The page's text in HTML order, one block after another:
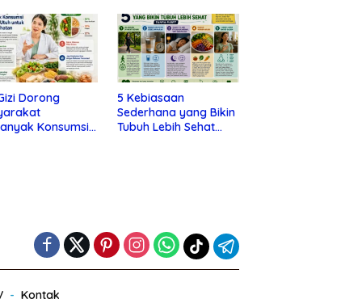
Depresi
Dorong
Konsumsi
5 Kebiasaan
Sederhana yang Bikin
Tubuh Lebih Sehat
Kontak